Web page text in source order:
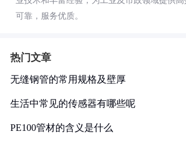
可靠，服务优质。
热门文章
无缝钢管的常用规格及壁厚
生活中常见的传感器有哪些呢
PE100管材的含义是什么